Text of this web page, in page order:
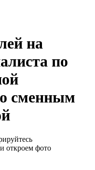
на
по
сменным
откроем фото